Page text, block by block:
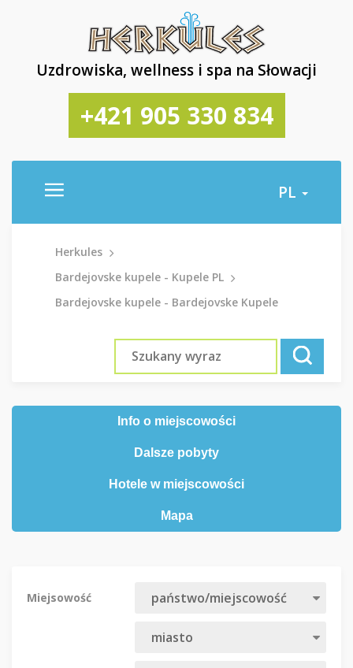
Uzdrowiska, wellness i spa na Słowacji
+421 905 330 834
PL
Herkules
Bardejovske kupele - Kupele PL
Bardejovske kupele - Bardejovske Kupele
Info o miejscowości
Dalsze pobyty
Hotele w miejscowości
Mapa
Miejsowość